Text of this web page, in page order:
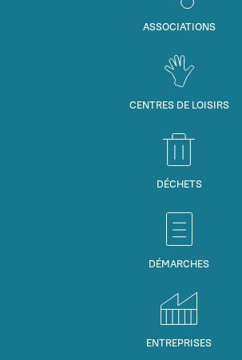
ASSOCIATIONS
CENTRES DE LOISIRS
DÉCHETS
DÉMARCHES
ENTREPRISES